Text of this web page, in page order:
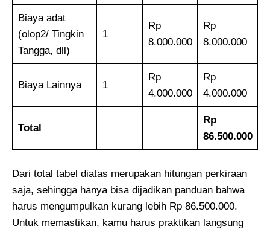
Biaya adat
(olop2/ Tingkin
Tangga, dll)
1
Rp
8.000.000
Rp
8.000.000
Biaya Lainnya 1
Rp
4.000.000
Rp
4.000.000
Total
Rp
86.500.000
Dari total tabel diatas merupakan hitungan perkiraan
saja, sehingga hanya bisa dijadikan panduan bahwa
harus mengumpulkan kurang lebih Rp 86.500.000.
Untuk memastikan, kamu harus praktikan langsung